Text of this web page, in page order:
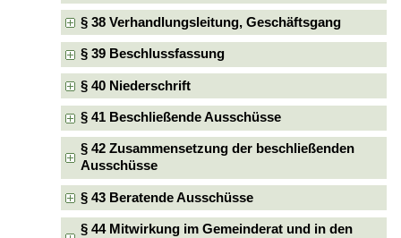
§ 38 Verhandlungsleitung, Geschäftsgang
§ 39 Beschlussfassung
§ 40 Niederschrift
§ 41 Beschließende Ausschüsse
§ 42 Zusammensetzung der beschließenden
Ausschüsse
§ 43 Beratende Ausschüsse
§ 44 Mitwirkung im Gemeinderat und in den